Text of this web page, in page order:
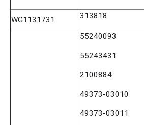
WG1131731 313818
55240093
55243431
2100884
49373-03010
49373-03011